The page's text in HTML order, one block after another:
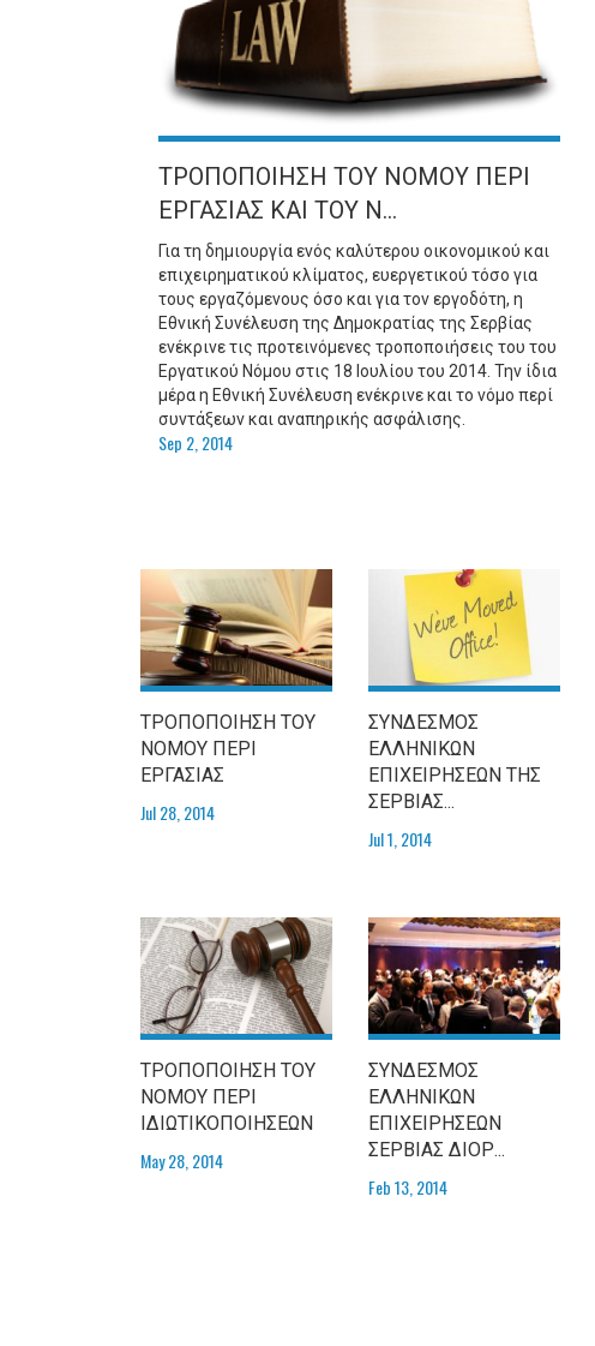
ΤΡΟΠΟΠΟΙΗΣΗ ΤΟΥ ΝΟΜΟΥ ΠΕΡΙ
ΕΡΓΑΣΙΑΣ ΚΑΙ ΤΟΥ Ν...
Για τη δημιουργία ενός καλύτερου οικονομικού και
επιχειρηματικού κλίματος, ευεργετικού τόσο για
τους εργαζόμενους όσο και για τον εργοδότη, η
Εθνική Συνέλευση της Δημοκρατίας της Σερβίας
ενέκρινε τις προτεινόμενες τροποποιήσεις του του
Εργατικού Νόμου στις 18 Ιουλίου του 2014. Την ίδια
μέρα η Εθνική Συνέλευση ενέκρινε και το νόμο περί
συντάξεων και αναπηρικής ασφάλισης.
Sep 2, 2014
ΤΡΟΠΟΠΟΙΗΣΗ ΤΟΥ
ΝΟΜΟΥ ΠΕΡΙ
ΕΡΓΑΣΙΑΣ
Jul 28, 2014
ΣΥΝΔΕΣΜΟΣ
ΕΛΛΗΝΙΚΩΝ
ΕΠΙΧΕΙΡHΣΕΩΝ ΤΗΣ
ΣΕΡΒIΑΣ...
Jul 1, 2014
ΤΡΟΠΟΠΟΙΗΣΗ ΤΟΥ
ΝΟΜΟΥ ΠΕΡΙ
ΙΔΙΩΤΙΚΟΠΟΙΗΣΕΩΝ
May 28, 2014
ΣΥΝΔΕΣΜΟΣ
ΕΛΛΗΝΙΚΩΝ
ΕΠΙΧΕΙΡΗΣΕΩΝ
ΣΕΡΒΙΑΣ ΔΙΟΡ...
Feb 13, 2014